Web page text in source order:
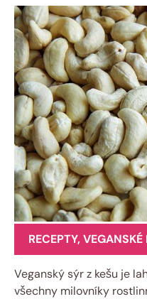
RECEPTY,VEGANSKÉ
Veganský sýr z kešu je
všechny milovníky